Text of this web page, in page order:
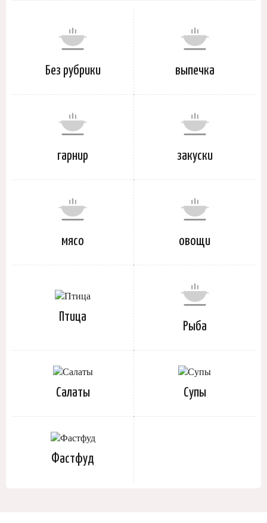
Без рубрики выпечка
гарнир закуски
мясо овощи
Птица
Рыба
Салаты Супы
Фастфуд